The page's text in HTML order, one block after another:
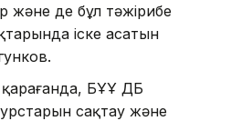
және де бұл тәжірибе
іске асатын
қарағанда, БҰҰ ДБ
сақтау және